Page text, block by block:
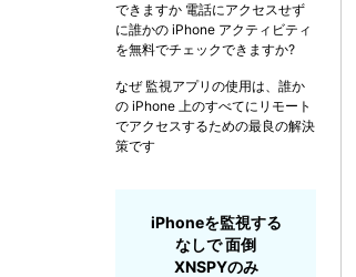
できますか 電話にアクセスせず
に誰かの iPhone アクティビティ
を無料でチェックできますか?
なぜ 監視アプリの使用は、誰か
の iPhone 上のすべてにリモート
でアクセスするための最良の解決
策です
iPhoneを監視する
なしで 面倒
XNSPYのみ